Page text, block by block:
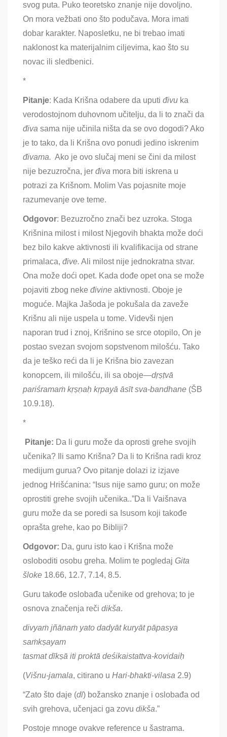
svog puta. Puko teoretsko znanje nije dovoljno.
On mora vežbati ono što podučava. Mora imati
dobar karakter. Naposletku, ne bi trebao imati
naklonost ka materijalnim ciljevima, kao što su
novac ili sledbenici.
*
Pitanje: Kada Krišna odabere da uputi đivu ka
verodostojnom duhovnom učitelju, da li to znači da
điva sama nije učinila ništa da se ovo dogodi? Ako
je to tako, da li Krišna ovo ponudi jedino iskrenim
đivama. Ako je ovo slučaj meni se čini da milost
nije bezuzročna, jer điva mora biti iskrena u
potrazi za Krišnom. Molim Vas pojasnite moje
razumevanje ove teme.
Odgovor: Bezuzročno znači bez uzroka. Stoga
Krišnina milost i milost Njegovih bhakta može doći
bez bilo kakve aktivnosti ili kvalifikacija od strane
primalaca, đive. Ali milost nije jednokratna stvar.
Ona može doći opet. Kada dođe opet ona se može
pojaviti zbog neke đivine aktivnosti. Oboje je
moguće. Majka Jašoda je pokušala da zaveže
Krišnu ali nije uspela u tome. Videvši njen
naporan trud i znoj, Krišnino se srce otopilo, On je
postao svezan svojom sopstvenom milošću. Tako
da je teško reći da li je Krišna bio zavezan
konopcem, ili milošću, ili sa oboje—dṛṣṭvā
pariśramaṁ kṛṣṇaḥ kṛpayā āsīt sva-bandhane (ŠB
10.9.18).
*
Pitanje: Da li guru može da oprosti grehe svojih
učenika? Ili samo Krišna? Da li to Krišna radi kroz
medijum gurua? Ovo pitanje dolazi iz izjave
jednog Hrišćanina: “Isus nije samo guru; on može
oprostiti grehe svojih učenika..”Da li Vaišnava
guru može da se poredi sa Isusom koji takođe
oprašta grehe, kao po Bibliji?
Odgovor: Da, guru isto kao i Krišna može
osloboditi osobu greha. Molim te pogledaj Gita
šloke 18.66, 12.7, 7.14, 8.5.
Guru takođe oslobađa učenike od grehova; to je
osnova značenja reči dikša.
divyaṁ jñānaṁ yato dadyāt kuryāt pāpasya
saṁkṣayam
tasmat dīkṣā iti proktā deśikaistattva-kovidaiḥ
(Višnu-jamala, citirano u Hari-bhakti-vilasa 2.9)
“Zato što daje (dī) božansko znanje i oslobađa od
svih grehova, učenjaci ga zovu dikša.”
Postoje mnoge ovakve reference u šastrama.